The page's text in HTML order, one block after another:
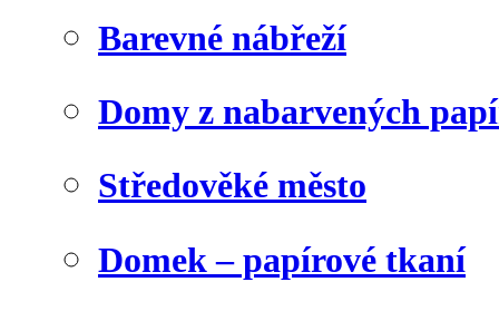
Barevné nábřeží
Domy z nabarvených
Středověké město
Domek – papírové tkaní